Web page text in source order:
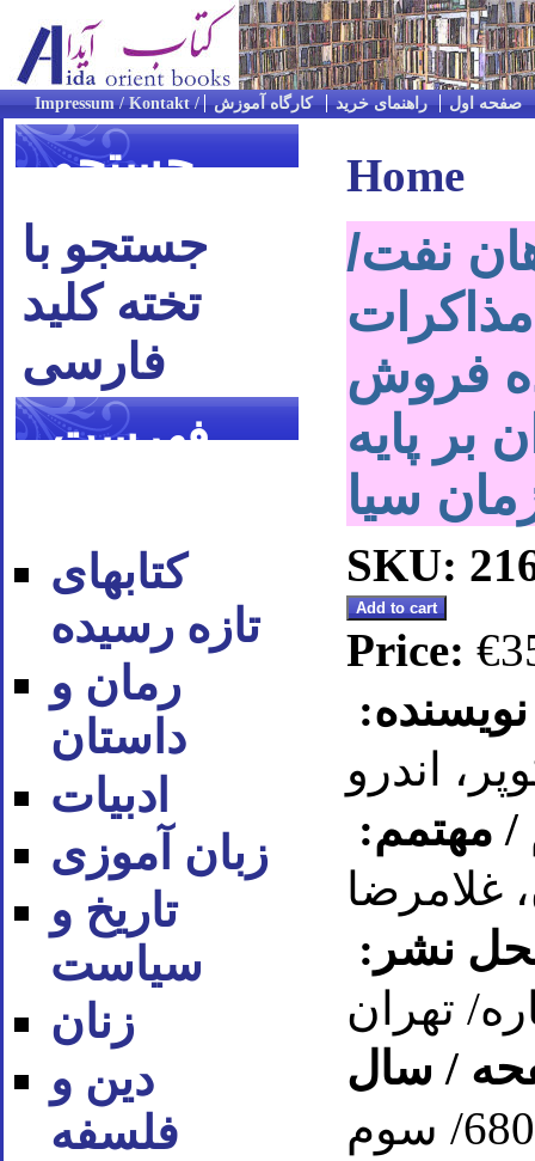
صفحه اول راهنمای خرید کارگاه آموزش
جستجو
جستجو با
تخته کلید
فارسی
فهرست
کتابهای
تازه رسیده
رمان و
داستان
ادبیات
زبان آموزی
تاریخ و
سیاست
زنان
دین و
فلسفه
Home
نفت/
فروش
بر پایه
سیا
SKU:
Price:
نویسنده:
اندرو
/ مهتمم:
غلامرضا
نشر:
تهران
/ سال
ص. 680/ سوم